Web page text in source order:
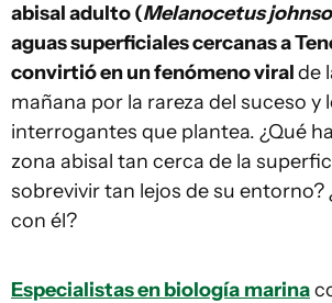
abisal adulto (Melanocetus
aguas superficiales cercanas a
convirtió en un fenómeno viralde
mañana por la rareza del suceso y
interrogantes que plantea. ¿Qué
zona abisal tan cerca de la
sobrevivir tan lejos de su entorno?
con él?
Especialistas en biología marina